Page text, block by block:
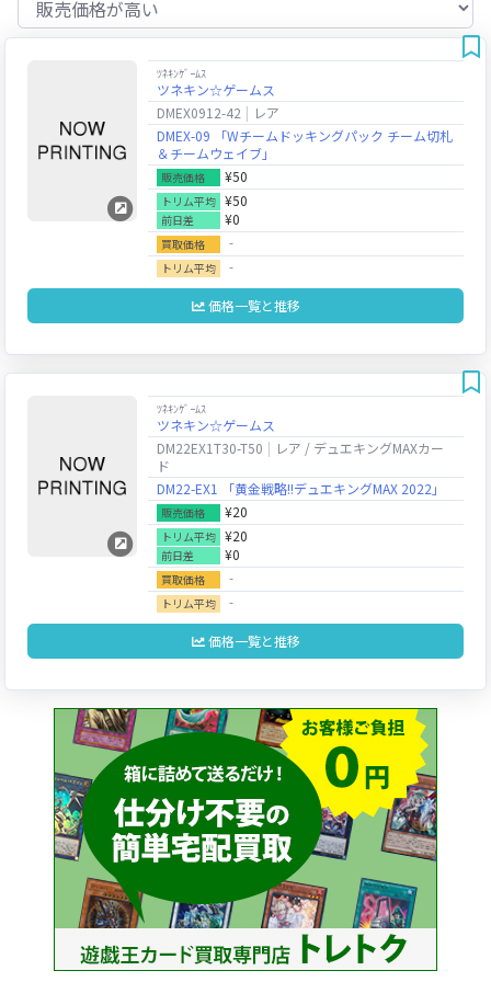
ﾂﾈｷﾝｹﾞｰﾑｽ
ツネキン☆ゲームス
DMEX0912-42
レア
DMEX-09 「Wチームドッキングパック チーム切札
＆チームウェイブ」
販売価格 ¥50
トリム平均 ¥50
前日差 ¥0
買取価格 ‐
トリム平均 ‐
価格一覧と推移
ﾂﾈｷﾝｹﾞｰﾑｽ
ツネキン☆ゲームス
DM22EX1T30-T50
レア / デュエキングMAXカー
ド
DM22-EX1 「黄金戦略!!デュエキングMAX 2022」
販売価格 ¥20
トリム平均 ¥20
前日差 ¥0
買取価格 ‐
トリム平均 ‐
価格一覧と推移